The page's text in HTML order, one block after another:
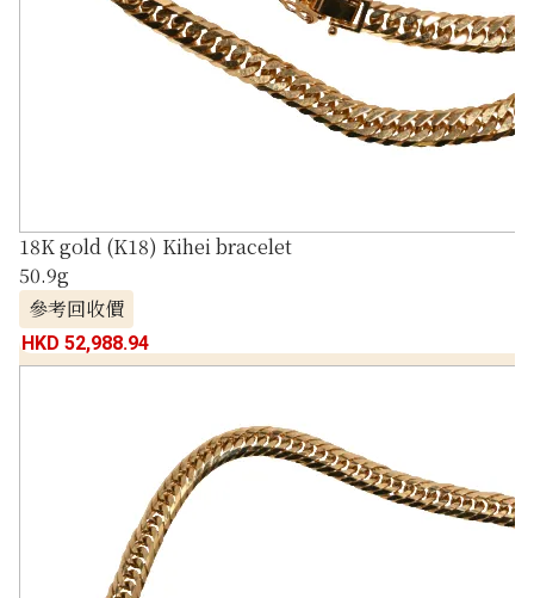
18K gold (K18) Kihei bracelet
50.9g
參考回收價
HKD 52,988.94